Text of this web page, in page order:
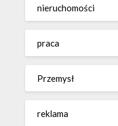
nieruchomości
praca
Przemysł
reklama